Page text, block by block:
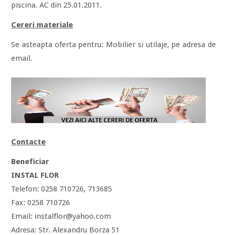
piscina. AC din 25.01.2011.
Cereri materiale
Se asteapta oferta pentru: Mobilier si utilaje, pe adresa de
email.
Contacte
Beneficiar
INSTAL FLOR
Telefon: 0258 710726, 713685
Fax: 0258 710726
Email: instalflor@yahoo.com
Adresa: Str. Alexandru Borza 51